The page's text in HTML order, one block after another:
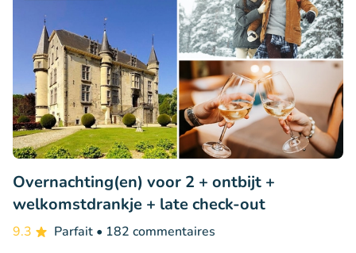
Overnachting(en) voor 2 + ontbijt +
welkomstdrankje + late check-out
9.3 Parfait • 182 commentaires